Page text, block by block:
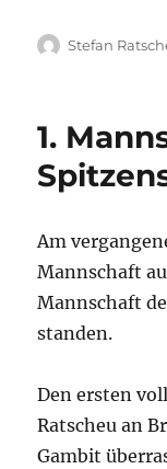
Autor
Stefan
1.
Am
Mannschaft
Mannschaft
standen.
Den ersten
Ratscheu an
Gambit